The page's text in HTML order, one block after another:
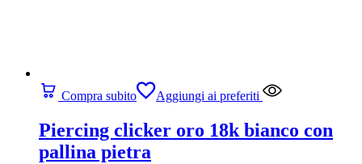
Compra subito Aggiungi ai preferiti
Piercing clicker oro 18k bianco con
pallina pietra